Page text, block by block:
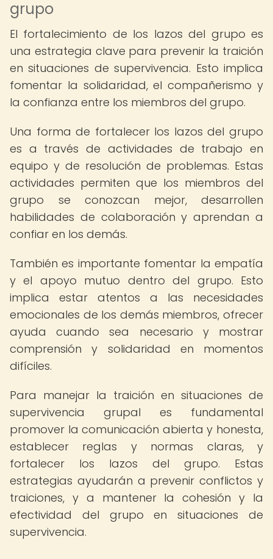
grupo
El fortalecimiento de los lazos del grupo es
una estrategia clave para prevenir la traición
en situaciones de supervivencia. Esto implica
fomentar la solidaridad, el compañerismo y
la confianza entre los miembros del grupo.
Una forma de fortalecer los lazos del grupo
es a través de actividades de trabajo en
equipo y de resolución de problemas. Estas
actividades permiten que los miembros del
grupo se conozcan mejor, desarrollen
habilidades de colaboración y aprendan a
confiar en los demás.
También es importante fomentar la empatía
y el apoyo mutuo dentro del grupo. Esto
implica estar atentos a las necesidades
emocionales de los demás miembros, ofrecer
ayuda cuando sea necesario y mostrar
comprensión y solidaridad en momentos
difíciles.
Para manejar la traición en situaciones de
supervivencia grupal es fundamental
promover la comunicación abierta y honesta,
establecer reglas y normas claras, y
fortalecer los lazos del grupo. Estas
estrategias ayudarán a prevenir conflictos y
traiciones, y a mantener la cohesión y la
efectividad del grupo en situaciones de
supervivencia.